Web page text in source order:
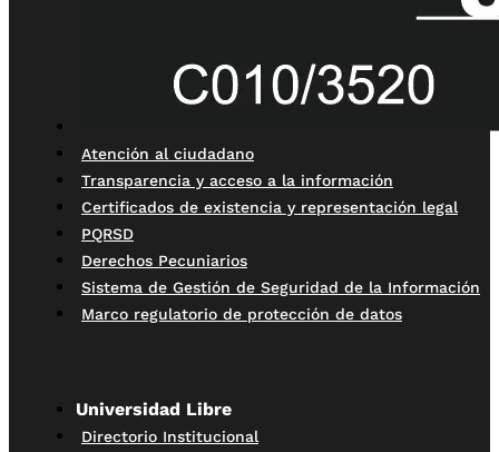
Atención al ciudadano
Transparencia y acceso a la información
Certificados de existencia y representación legal
PQRSD
Derechos Pecuniarios
Sistema de Gestión de Seguridad de la Información
Marco regulatorio de protección de datos
Universidad Libre
Directorio Institucional